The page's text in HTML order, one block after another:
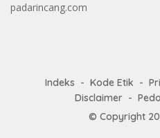
padarincang.com
Indeks Kode Etik
Disclaimer
© Copyright